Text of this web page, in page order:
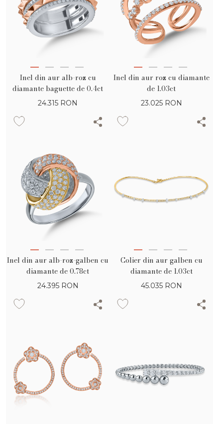
Inel din aur alb-roz cu
diamante baguette de 0.4ct
24.315 RON
Inel din aur roz cu diamante
de 1.03ct
23.025 RON
Inel din aur alb-roz-galben cu
diamante de 0.78ct
24.395 RON
Colier din aur galben cu
diamante de 1.03ct
45.035 RON